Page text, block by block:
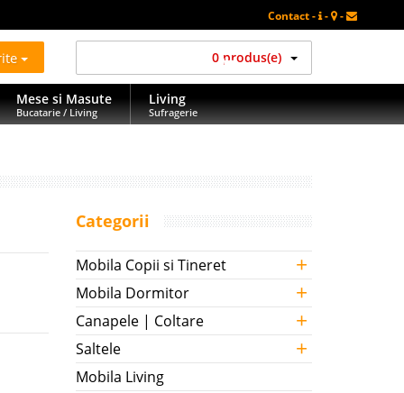
Contact - - -
0 produs(e)
Mese si Masute
Bucatarie / Living
Living
Sufragerie
Categorii
Mobila Copii si Tineret +
Mobila Dormitor +
Canapele | Coltare +
Saltele +
Mobila Living